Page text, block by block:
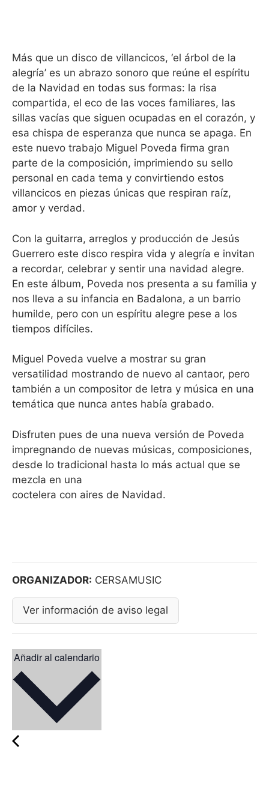
Más que un disco de villancicos, ‘el árbol de la
alegría’ es un abrazo sonoro que reúne el espíritu
de la Navidad en todas sus formas: la risa
compartida, el eco de las voces familiares, las
sillas vacías que siguen ocupadas en el corazón, y
esa chispa de esperanza que nunca se apaga. En
este nuevo trabajo Miguel Poveda firma gran
parte de la composición, imprimiendo su sello
personal en cada tema y convirtiendo estos
villancicos en piezas únicas que respiran raíz,
amor y verdad.
Con la guitarra, arreglos y producción de Jesús
Guerrero este disco respira vida y alegría e invitan
a recordar, celebrar y sentir una navidad alegre.
En este álbum, Poveda nos presenta a su familia y
nos lleva a su infancia en Badalona, a un barrio
humilde, pero con un espíritu alegre pese a los
tiempos difíciles.
Miguel Poveda vuelve a mostrar su gran
versatilidad mostrando de nuevo al cantaor, pero
también a un compositor de letra y música en una
temática que nunca antes había grabado.
Disfruten pues de una nueva versión de Poveda
impregnando de nuevas músicas, composiciones,
desde lo tradicional hasta lo más actual que se
mezcla en una
coctelera con aires de Navidad.
ORGANIZADOR: CERSAMUSIC
Ver información de aviso legal